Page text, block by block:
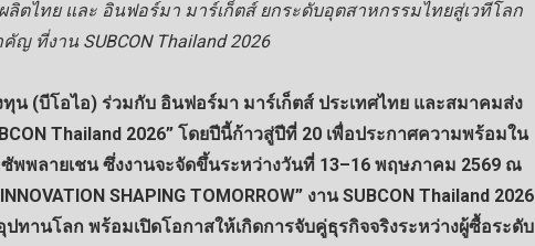
ตไทย และ อินฟอร์มา มาร์เก็ตส์ ยกระดับอุตสาหกรรมไทยสู่เวทีโลก
ญ ที่งาน SUBCON Thailand 2026
น (บีโอไอ) ร่วมกับ อินฟอร์มา มาร์เก็ตส์ ประเทศไทย และสมาคมส่ง
Thailand 2026” โดยปีนี้ก้าวสู่ปีที่ 20 เพื่อประกาศความพร้อมใน
พพลายเชน ซึ่งงานจะจัดขึ้นระหว่างวันที่ 13–16 พฤษภาคม 2569 ณ
SHAPING TOMORROW” งาน SUBCON Thailand 2026
ทานโลก พร้อมเปิดโอกาสให้เกิดการจับคู่ธุรกิจจริงระหว่างผู้ซื้อระดับ